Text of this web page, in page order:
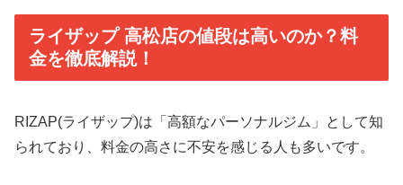
ライザップ 高松店の値段は高いのか？料
金を徹底解説！
RIZAP(ライザップ)は「高額なパーソナルジム」として知
られており、料金の高さに不安を感じる人も多いです。